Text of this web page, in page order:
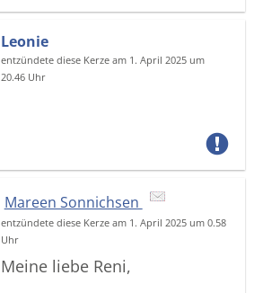
Leonie
entzündete diese Kerze am 1. April 2025 um
20.46 Uhr
Mareen Sonnichsen
entzündete diese Kerze am 1. April 2025 um 0.58
Uhr
Meine liebe Reni,